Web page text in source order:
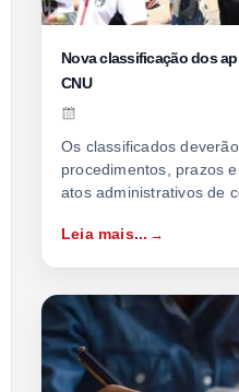
Nova classificação dos
CNU
Os classificados
procedimentos, prazos
atos administrativos de
Leia mais...